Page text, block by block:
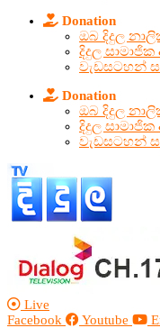
Donation
ඔබ දිදුල
දිදුල සාමාජික
වැඩසටහන්
Donation
ඔබ දිදුල
දිදුල සාමාජික
වැඩසටහන්
Live
Facebook
Youtube